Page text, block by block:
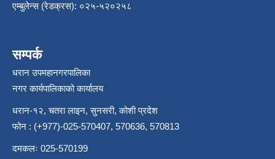
एम्बुलेन्स (रेडक्रस): ०२५-५२०२५८
सम्पर्क
धरान उपमहानगरपालिका
नगर कार्यपालिकाको कार्यालय
धरान-१२, चतरा लाइन, सुनसरी, कोशी प्रदेश
फोन : (+977)-025-570407, 570636, 570813
दमकलः 025-570199